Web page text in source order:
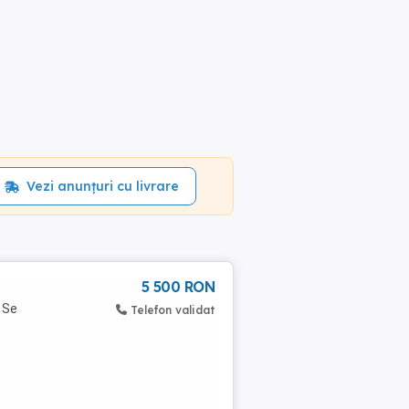
Vezi anunțuri cu livrare
5 500 RON
Telefon validat